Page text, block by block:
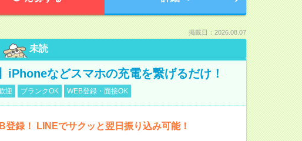
掲載日：2026.08.07
未読
iPhoneなどスマホの充電を繋げるだけ！
迎 ブランクOK WEB登録・面接OK
録！ LINEでサクッと翌日振り込み可能！